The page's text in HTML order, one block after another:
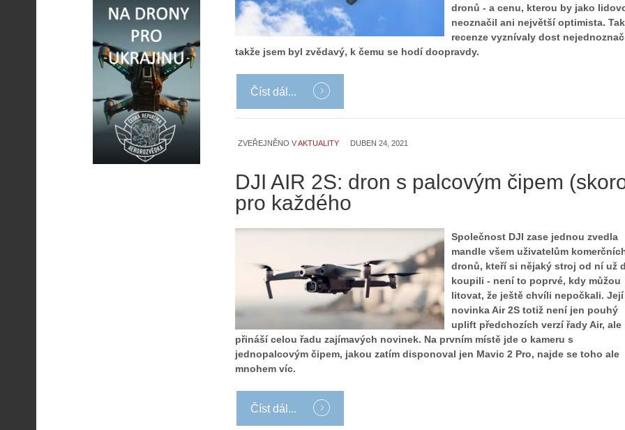
dronů - a cenu, kterou by jako
neoznačil ani největší optimista.
recenze vyznívaly dost
takže jsem byl zvědavý, k čemu se hodí doopravdy.
Číst dál...
ZVEŘEJNĚNO VAKTUALITY DUBEN 24, 2021
DJI AIR 2S: dron s palcovým čipem
pro každého
Společnost DJI zase jednou zvedla
mandle všem uživatelům
dronů, kteří si nějaký stroj od ní už
koupili - není to poprvé, kdy můžou
litovat, že ještě chvíli nepočkali. Její
novinka Air 2S totiž není jen pouhý
uplift předchozích verzí řady Air, ale
přináší celou řadu zajímavých novinek. Na prvním místě jde o kameru s
jednopalcovým čipem, jakou zatím disponoval jen Mavic 2 Pro, najde se toho ale
mnohem víc.
Číst dál...